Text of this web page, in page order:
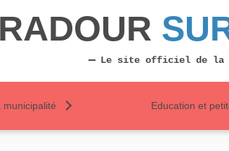
Le site officiel de
municipalité Education et